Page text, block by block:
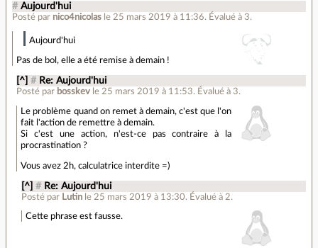
# Aujourd'hui
Posté par nico4nicolas le 25 mars 2019 à 11:36. Évalué à 3.
Aujourd'hui
Pas de bol, elle a été remise à demain !
[^] # Re: Aujourd'hui
Posté par bosskev le 25 mars 2019 à 11:53. Évalué à 3.
Le problème quand on remet à demain, c'est que l'on
fait l'action de remettre à demain.
Si c'est une action, n'est-ce pas contraire à la
procrastination ?
Vous avez 2h, calculatrice interdite =)
[^] # Re: Aujourd'hui
Posté par Lutin le 25 mars 2019 à 13:30. Évalué à 2.
Cette phrase est fausse.